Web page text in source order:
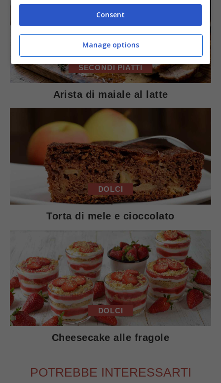
SECONDI PIATTI
Arista di maiale al latte
DOLCI
Torta di mele e cioccolato
DOLCI
Cheesecake alle fragole
POTREBBE INTERESSARTI
Consent
Manage options